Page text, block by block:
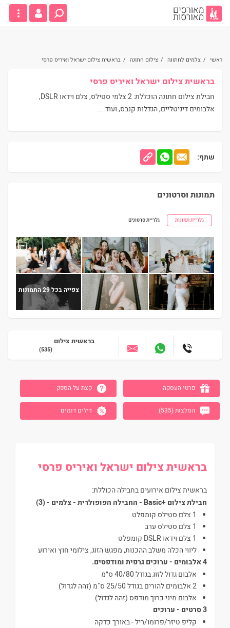
ראשי / צלמים לחתונה / צילום חתונה / בראשית צילום ישראל ואיריס פרסי
בראשית צילום ישראל ואיריס פרסי
חבילת צילום חתונה הוכללת: 2 צלמי סטילס, צלם וידאו DSLR,
אלבומים דיגיטליים, הגדלות קנבס, ועוד....
שתף:
תמונות וסרטונים
גלריית תמונות גלריית סרטונים
צפייה בכל 29 התמונות
בראשית צילום
(535)
פרטי העסקה קצת על הספק
המלצות (535) דילים דומים
בראשית צילום ישראל ואיריס פרסי
בראשית צילום אירועים בחבילה הכוללת:
חבילת צילום +Basic - החבילה הפופולרית - צלמים - (3)
⁠1 צלם סטילס קומפלט
1 צלם סטילס ערב
1 צלם וידאו DSLR קומפלט
ליווי הכלה משלב ההכנות, מפגש הזוג, צילומי חוץ ואירוע
4 אלבומים - ערוכים גרפית ומודפסים.
⁠אלבום גדול לזוג בגודל 40/80 ס״מ
2 ⁠אלבומים להורים בגודל 25/50 ס"מ (זהה לגדול)
אלבום מיני כרוך מודפס (זהה לגדול)
3 סרטים - ערוכים
קליפ טיזר/פרומו/ריל - באורך כדקה